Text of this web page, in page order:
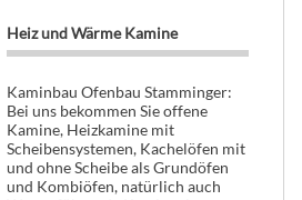
Heiz und Wärme Kamine
Kaminbau Ofenbau Stamminger:
Bei uns bekommen Sie offene
Kamine, Heizkamine mit
Scheibensystemen, Kachelöfen mit
und ohne Scheibe als Grundöfen
und Kombiöfen, natürlich auch